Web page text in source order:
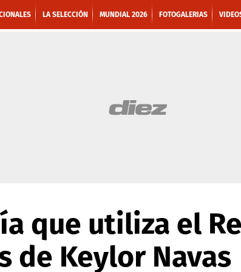
LA SELECCIÓN MUNDIAL 2026 FOTOGALERIAS
que utiliza el
de Keylor Navas